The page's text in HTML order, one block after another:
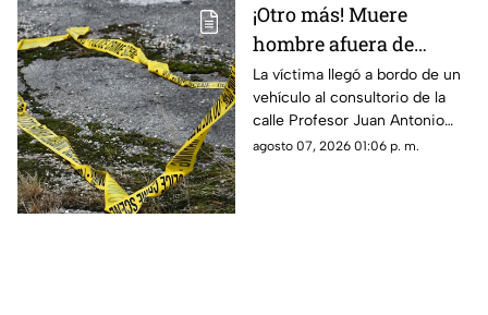
ocasiones por integrantes de
la Cuarta Transformación
cuando es utilizado en Estados
Unidos contra presuntos
narcopolíticos, también ha
sido empleado en
investigaciones dentro de
¡Otro más! Muere
hombre afuera de
farmacia tras sufrir
una descarga eléctrica
en Ciudad Juárez
La víctima llegó a bordo de un
vehículo al consultorio de la
calle Profesor Juan Antonio
Pedroza para pedir auxilio,
agosto 07, 2026 01:06 p. m.